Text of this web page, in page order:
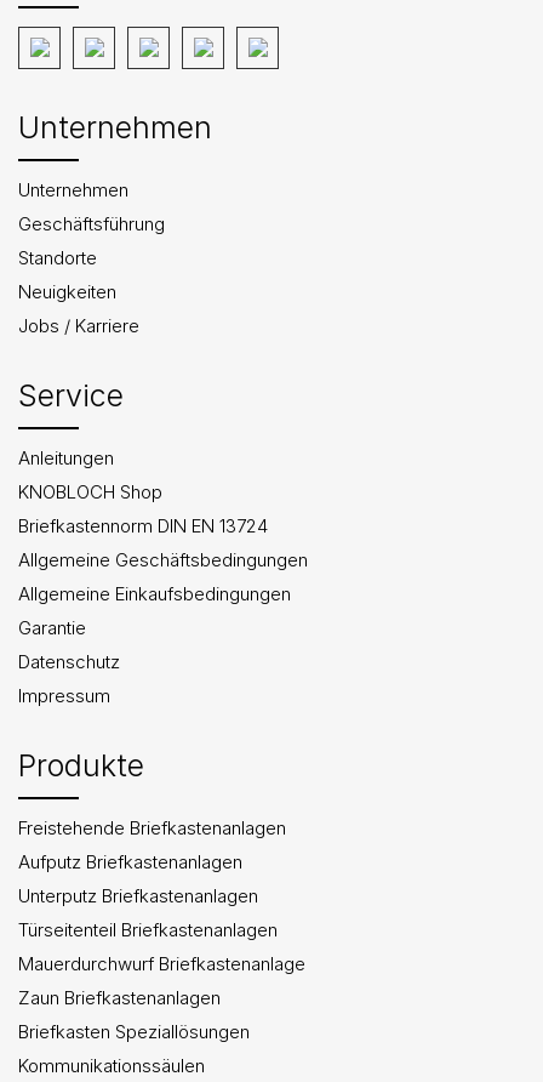
Unternehmen
Unternehmen
Geschäftsführung
Standorte
Neuigkeiten
Jobs / Karriere
Service
Anleitungen
KNOBLOCH Shop
Briefkastennorm DIN EN 13724
Allgemeine Geschäftsbedingungen
Allgemeine Einkaufsbedingungen
Garantie
Datenschutz
Impressum
Produkte
Freistehende Briefkastenanlagen
Aufputz Briefkastenanlagen
Unterputz Briefkastenanlagen
Türseitenteil Briefkastenanlagen
Mauerdurchwurf Briefkastenanlage
Zaun Briefkastenanlagen
Briefkasten Speziallösungen
Kommunikationssäulen